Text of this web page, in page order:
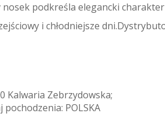
nosek podkreśla elegancki
i chłodniejsze
Kalwaria Zebrzydowska;
POLSKA